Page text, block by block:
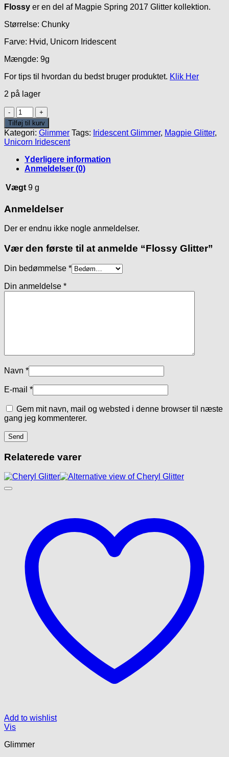
Flossy er en del af Magpie Spring 2017 Glitter kollektion.
Størrelse: Chunky
Farve: Hvid, Unicorn Iridescent
Mængde: 9g
For tips til hvordan du bedst bruger produktet. Klik Her
2 på lager
Flossy
Glitter
antal
Tilføj til kurv
Kategori: Glimmer Tags: Iridescent Glimmer, Magpie Glitter,
Unicorn Iridescent
Yderligere information
Anmeldelser (0)
Vægt 9 g
Anmeldelser
Der er endnu ikke nogle anmeldelser.
Vær den første til at anmelde “Flossy Glitter”
Din bedømmelse *
Din anmeldelse *
Navn *
E-mail *
Gem mit navn, mail og websted i denne browser til næste
gang jeg kommenterer.
Relaterede varer
Add to wishlist
Vis
Glimmer